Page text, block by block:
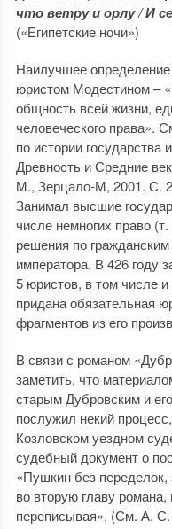
что ветру и орлу / И
(«Египетские ночи»)
Наилучшее
юристом Модестином –
общность всей жизни,
человеческого права».
по истории государства
Древность и Средние
М., Зерцало-М, 2001. С.
Занимал высшие
числе немногих право
решения по
императора. В 426 году
5 юристов, в том числе
придана обязательная
фрагментов из его
В связи с романом
заметить, что
старым Дубровским и
послужил некий
Козловском уездном
судебный документ о
«Пушкин без
во вторую главу
переписывая». (См. А.